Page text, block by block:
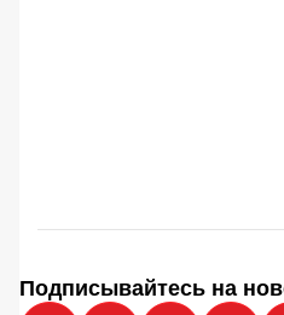
Подписывайтесь на